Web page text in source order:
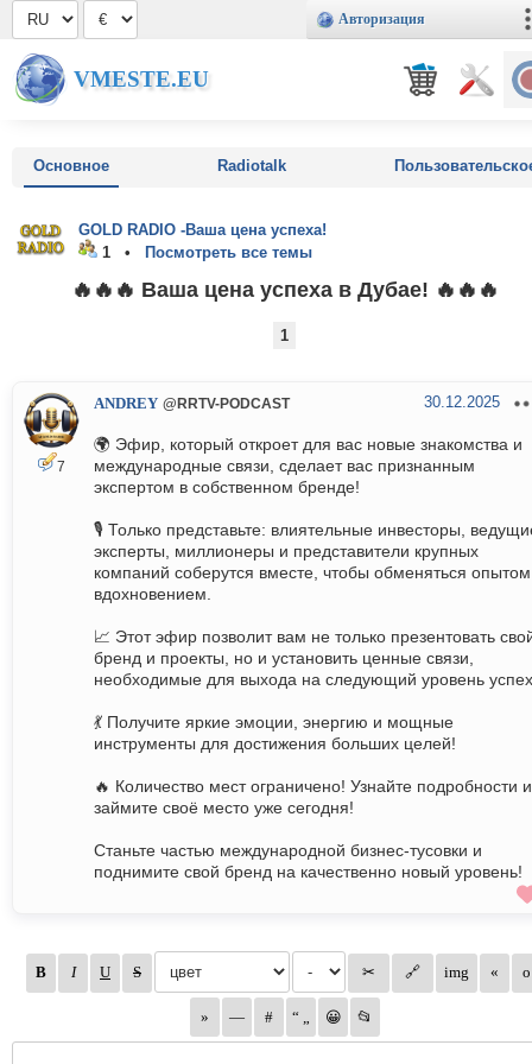
Авторизация
VMESTE.EU
Основное Radiotalk
GOLD RADIO -Ваша цена успеха!
1 •
Посмотреть все темы
🔥🔥🔥 Ваша цена успеха в Дубае! 🔥🔥🔥
1
7
ANDREY @RRTV-PODCAST 30.12.2025
🌍 Эфир, который откроет для вас новые знакомства и
международные связи, сделает вас признанным
экспертом в собственном бренде!
🎙️ Только представьте: влиятельные инвесторы,
эксперты, миллионеры и представители крупных
компаний соберутся вместе, чтобы обменяться
вдохновением.
📈 Этот эфир позволит вам не только презентовать
бренд и проекты, но и установить ценные связи,
необходимые для выхода на следующий уровень
💃 Получите яркие эмоции, энергию и мощные
инструменты для достижения больших целей!
🔥 Количество мест ограничено! Узнайте подробности и
займите своё место уже сегодня!
Станьте частью международной бизнес-тусовки и
поднимите свой бренд на качественно новый уровень!